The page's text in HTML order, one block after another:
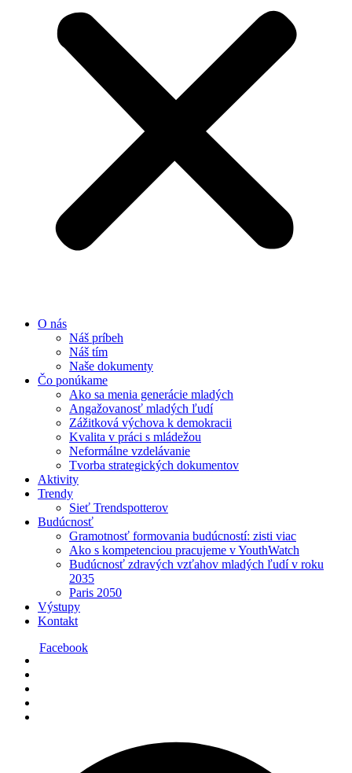
O nás
Náš príbeh
Náš tím
Naše dokumenty
Čo ponúkame
Ako sa menia generácie mladých
Angažovanosť mladých ľudí
Zážitková výchova k demokracii
Kvalita v práci s mládežou
Neformálne vzdelávanie
Tvorba strategických dokumentov
Aktivity
Trendy
Sieť Trendspotterov
Budúcnosť
Gramotnosť formovania budúcností: zisti viac
Ako s kompetenciou pracujeme v YouthWatch
Budúcnosť zdravých vzťahov mladých ľudí v roku
2035
Paris 2050
Výstupy
Kontakt
Facebook